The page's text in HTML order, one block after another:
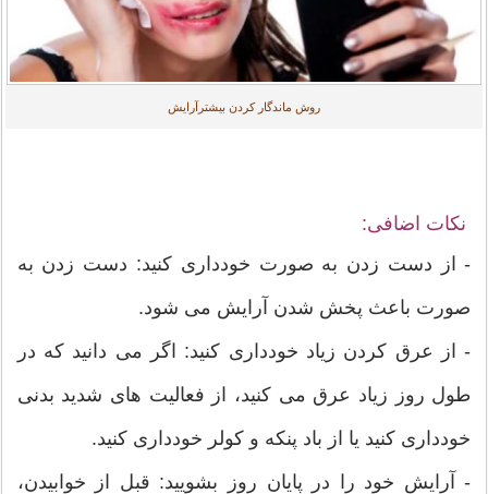
روش ماندگار کردن بیشترآرایش
نکات اضافی:
- از دست زدن به صورت خودداری کنید: دست زدن به
صورت باعث پخش شدن آرایش می شود.
- از عرق کردن زیاد خودداری کنید: اگر می دانید که در
طول روز زیاد عرق می کنید، از فعالیت های شدید بدنی
خودداری کنید یا از باد پنکه و کولر خودداری کنید.
- آرایش خود را در پایان روز بشویید: قبل از خوابیدن،